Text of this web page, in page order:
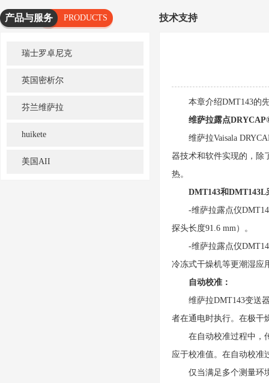
产品与服务
PRODUCTS
SERVICES
瑞士罗卓尼克
英国密析尔
芬兰维萨拉
huikete
美国AII
技术支持
本章介绍DMT143的先
维萨拉露点
维萨拉Vaisala
器技术和软件实现的，除
热。
DMT143和
-维萨拉露点仪DMT143
探头长度91.6 mm）。
-维萨拉露点仪
冷冻式干燥机等更潮湿应
自动校准：
维萨拉DMT143变送器
者在通电时执行。在极干
在自动校准过程中，传
应于校准值。在自动校准
仅当满足多个测量环境